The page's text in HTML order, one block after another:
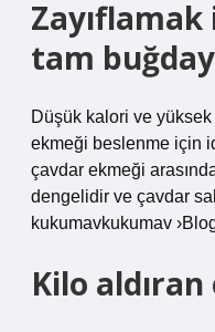
Zayıflamak
tam buğday
Düşük kalori ve
ekmeği beslenme için
çavdar ekmeği
dengelidir ve çavdar
kukumavkukumav
Kilo